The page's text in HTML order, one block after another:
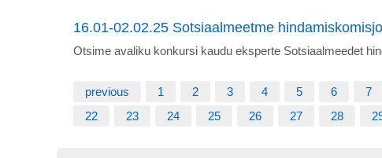
16.01-02.02.25 Sotsiaalmeetme
Otsime avaliku konkursi kaudu eksperte Sotsiaalmeedet
previous 1 2 3 4 5 6 7
22
23 24 25 26 27 28